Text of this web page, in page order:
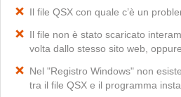
Il file QSX con quale c’è un
Il file non è stato scaricato
volta dallo stesso sito web,
Nel "Registro Windows" non
tra il file QSX e il programma